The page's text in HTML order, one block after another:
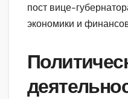
пост вице-
экономики и